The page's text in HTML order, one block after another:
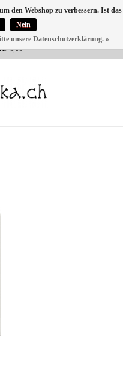
INT. VERSAND ÜBER
0,00
den Webshop zu verbessern. Ist das
Nein
unsere Datenschutzerklärung. »